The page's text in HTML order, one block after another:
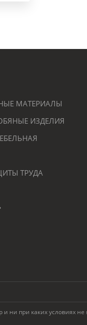
МАТЕРИАЛЫ
ИЗДЕЛИЯ
ТРУДА
при каких условиях